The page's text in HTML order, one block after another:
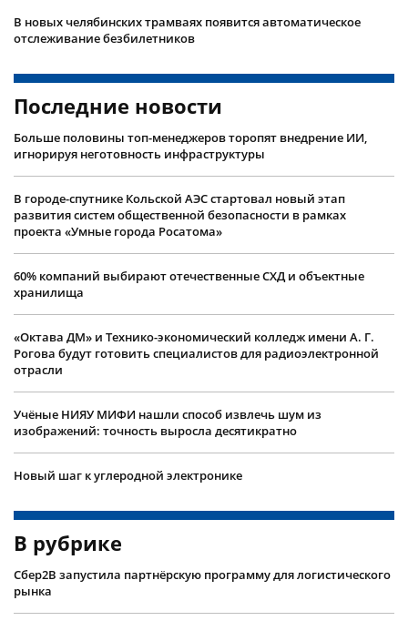
В новых челябинских трамваях появится автоматическое
отслеживание безбилетников
Последние новости
Больше половины топ-менеджеров торопят внедрение ИИ,
игнорируя неготовность инфраструктуры
В городе-спутнике Кольской АЭС стартовал новый этап
развития систем общественной безопасности в рамках
проекта «Умные города Росатома»
60% компаний выбирают отечественные СХД и объектные
хранилища
«Октава ДМ» и Технико-экономический колледж имени А. Г.
Рогова будут готовить специалистов для радиоэлектронной
отрасли
Учëные НИЯУ МИФИ нашли способ извлечь шум из
изображений: точность выросла десятикратно
Новый шаг к углеродной электронике
В рубрике
Сбер2B запустила партнёрскую программу для логистического
рынка